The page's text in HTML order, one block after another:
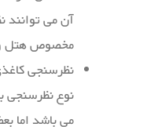
آن می توانند
مخصوص هتل
نظرسنجی
نوع نظرسنجی
می باشد اما